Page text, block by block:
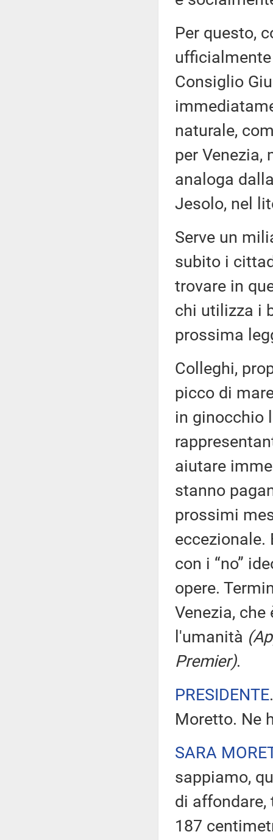
Per questo,
ufficialmente
Consiglio
naturale,
per Venezia,
analoga
Jesolo, nel
Serve un
subito i
trovare in
chi utilizza i
prossima
Colleghi,
picco di
in ginocchio
aiutare
stanno
prossimi
con i “no”
opere.
Venezia,
l'umanità
Premier).
PRESIDENTE
Moretto. Ne
SARA
sappiamo,
di affondare,
187